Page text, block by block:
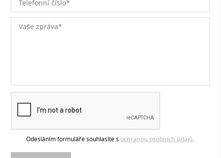
Odesláním formuláře souhlasíte s ochranou osobních údajů